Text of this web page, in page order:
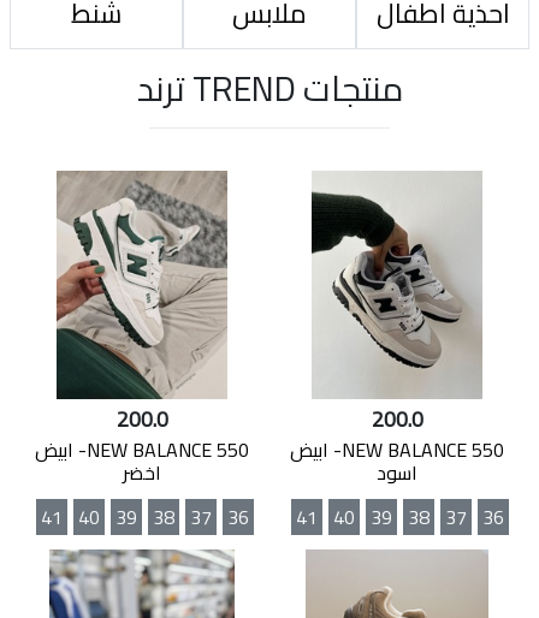
احذية اطفال ملابس شنط
منتجات TREND ترند
200.0
NEW BALANCE 550- ابيض
اسود
36
37
38
39
40
41
200.0
NEW BALANCE 550- ابيض
اخضر
36
37
38
39
40
41